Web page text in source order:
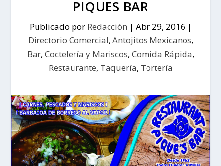
PIQUES BAR
Publicado por Redacción | Abr 29, 2016 |
Directorio Comercial, Antojitos Mexicanos,
Bar, Coctelería y Mariscos, Comida Rápida,
Restaurante, Taquería, Tortería